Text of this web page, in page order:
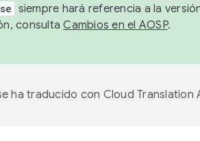
siempre hará referencia a la
consultaCambios en el AOSP.
ha traducido con Cloud Translation